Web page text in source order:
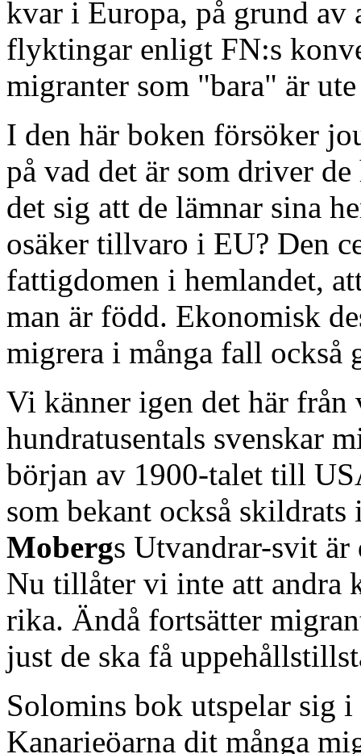
kvar i Europa, på grund av
flyktingar enligt FN:s
migranter som "bara" är
I den här boken försöker
på vad det är som driver
det sig att de lämnar sina
osäker tillvaro i EU? Den
fattigdomen i hemlandet,
man är född. Ekonomisk
migrera i många fall också
Vi känner igen det här från
hundratusentals svenskar
början av 1900-talet till
som bekant också
Mobergs Utvandrar-svit är
Nu tillåter vi inte att andra
rika. Ändå fortsätter
just de ska få
Solomins bok utspelar sig i
Kanarieöarna dit många